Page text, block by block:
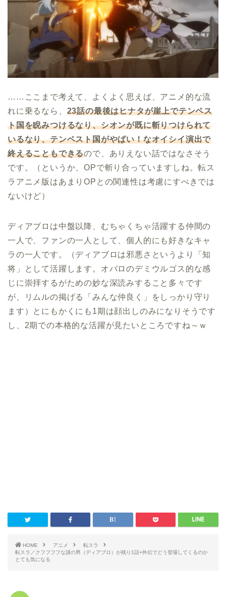
……ここまで考えて、よくよく思えば、アニメ的な流
れに乗るなら、 23話の最後はヒナタが崖上でテンペス
ト国を睨みつけるなり、シオンが既に斬りつけられて
いるなり、テンペスト国がやばい！なオイシイ演出で
終えることもできるので、ありえない話ではなさそう
です。（というか、OPで斬り合っていますしね。転ス
ラアニメ版はあまりOPとの関連性は考慮にすべきでは
ないけど）
ディアブロは中盤以降、むちゃくちゃ活躍する仲間の
一人で、ファンの一人として、個人的にも好きなキャ
ラの一人です。（ディアブロは邪悪さというより「知
将」として活躍します。オバロのデミウルゴス的な感
じに崇拝するがための妙な深読みすること多々です
が、リムルの掲げる「みんな仲良く」をしっかり守り
ます）とにもかくにも1期は顔出しのみになりそうです
し、2期での本格的な活躍が見たいところですね～ｗ
HOME アニメ
転スラ
転スラ／クフフフフな謎の男（ディアブロ）が残り1話+外伝でどう登場してくるのか
とても気になる